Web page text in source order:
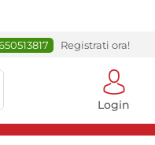
Registrati ora!
Login